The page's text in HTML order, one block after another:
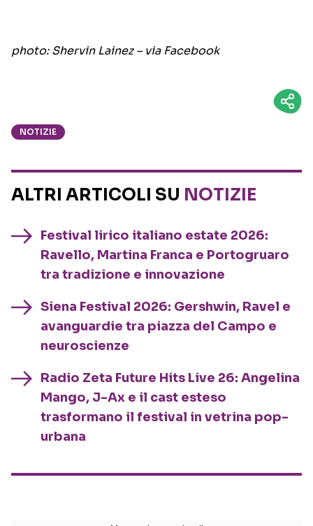
photo: Shervin Lainez – via Facebook
NOTIZIE
ALTRI ARTICOLI SU NOTIZIE
Festival lirico italiano estate 2026:
Ravello, Martina Franca e Portogruaro
tra tradizione e innovazione
Siena Festival 2026: Gershwin, Ravel e
avanguardie tra piazza del Campo e
neuroscienze
Radio Zeta Future Hits Live 26: Angelina
Mango, J-Ax e il cast esteso
trasformano il festival in vetrina pop-
urbana